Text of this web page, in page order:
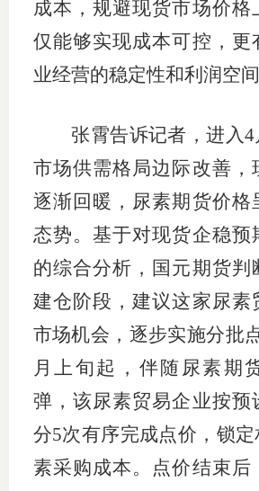
成本，规避现货市场价格
仅能够实现成本可控，更
业经营的稳定性和利润空间
张霄告诉记者，进入4
市场供需格局边际改善，
逐渐回暖，尿素期货价格
态势。基于对现货企稳预
的综合分析，国元期货判
建仓阶段，建议这家尿素
市场机会，逐步实施分批
月上旬起，伴随尿素期
弹，该尿素贸易企业按预
分5次有序完成点价，锁
素采购成本。点价结束后